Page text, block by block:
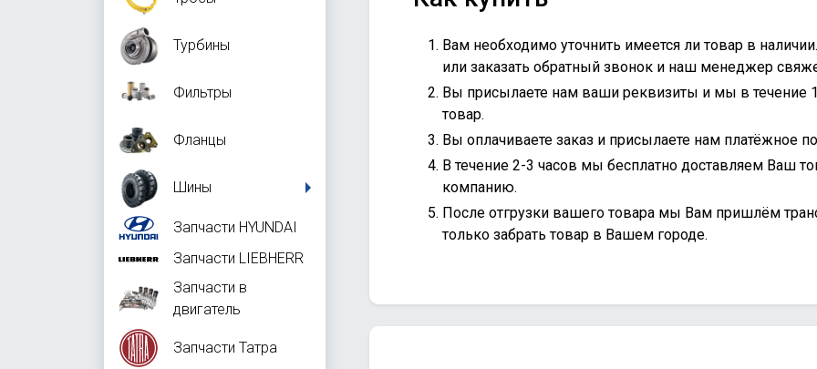
Турбины
Фильтры
Фланцы
Шины
Запчасти HYUNDAI
Запчасти LIEBHERR
Запчасти в
двигатель
Запчасти Татра
Вам необходимо уточнить имеется ли товар в
или заказать обратный звонок и наш менеджер
Вы присылаете нам ваши реквизиты и мы в течение
товар.
Вы оплачиваете заказ и присылаете нам платёжное
В течение 2-3 часов мы бесплатно доставляем Ваш
компанию.
После отгрузки вашего товара мы Вам пришлём
только забрать товар в Вашем городе.